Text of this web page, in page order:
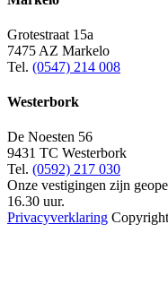
Grotestraat 15a
7475 AZ Markelo
Tel. (0547) 214 008
Westerbork
De Noesten 56
9431 TC Westerbork
Tel. (0592) 217 030
Onze vestigingen zijn
16.30 uur.
Privacyverklaring